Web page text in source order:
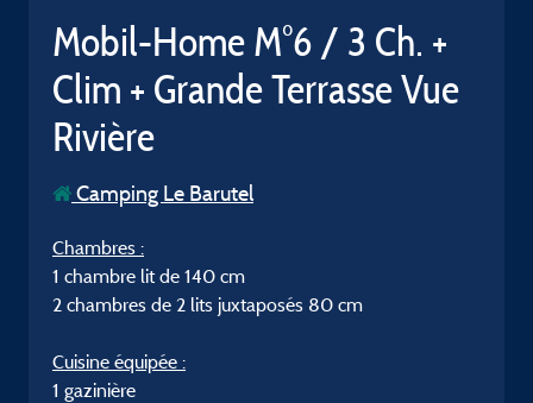
Mobil-Home M°6 / 3 Ch. +
Clim + Grande Terrasse Vue
Rivière
Camping Le Barutel
Chambres :
1 chambre lit de 140 cm
2 chambres de 2 lits juxtaposés 80 cm
Cuisine équipée :
1 gazinière